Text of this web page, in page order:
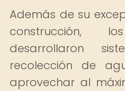
Además de su
construcción,
desarrollaron
recolección de
aprovechar al